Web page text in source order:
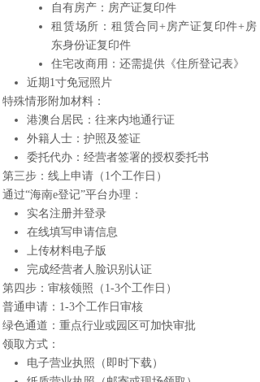
自有房产：房产证复印件
租赁场所：租赁合同+房产证复印件+房
东身份证复印件
住宅改商用：还需提供《住所登记表》
近期1寸免冠照片
特殊情形附加材料：
港澳台居民：往来内地通行证
外籍人士：护照及签证
委托代办：经营者签署的授权委托书
第三步：线上申请（1个工作日）
通过“海南e登记”平台办理：
实名注册并登录
在线填写申请信息
上传材料电子版
完成经营者人脸识别认证
第四步：审核领照（1-3个工作日）
普通申请：1-3个工作日审核
绿色通道：重点行业或园区可加快审批
领取方式：
电子营业执照（即时下载）